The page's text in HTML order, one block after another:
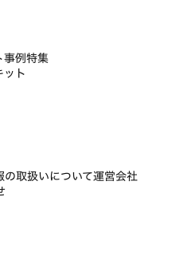
事例特集
ト
の取扱いについて運営会社